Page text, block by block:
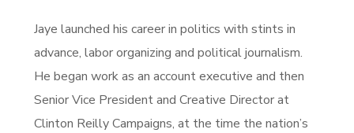
Jaye launched his career in politics with stints in
advance, labor organizing and political journalism.
He began work as an account executive and then
Senior Vice President and Creative Director at
Clinton Reilly Campaigns, at the time the nation’s